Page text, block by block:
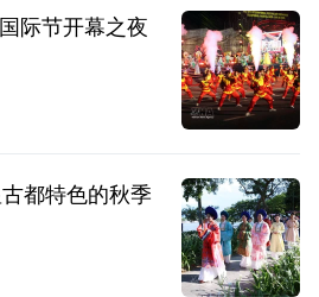
际节开幕之夜
都特色的秋季